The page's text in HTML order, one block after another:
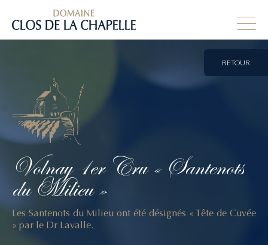
Volnay 1er Cru « Santenots
du Milieu »
Les Santenots du Milieu ont été désignés « Tête de Cuvée
» par le Dr Lavalle.
RETOUR